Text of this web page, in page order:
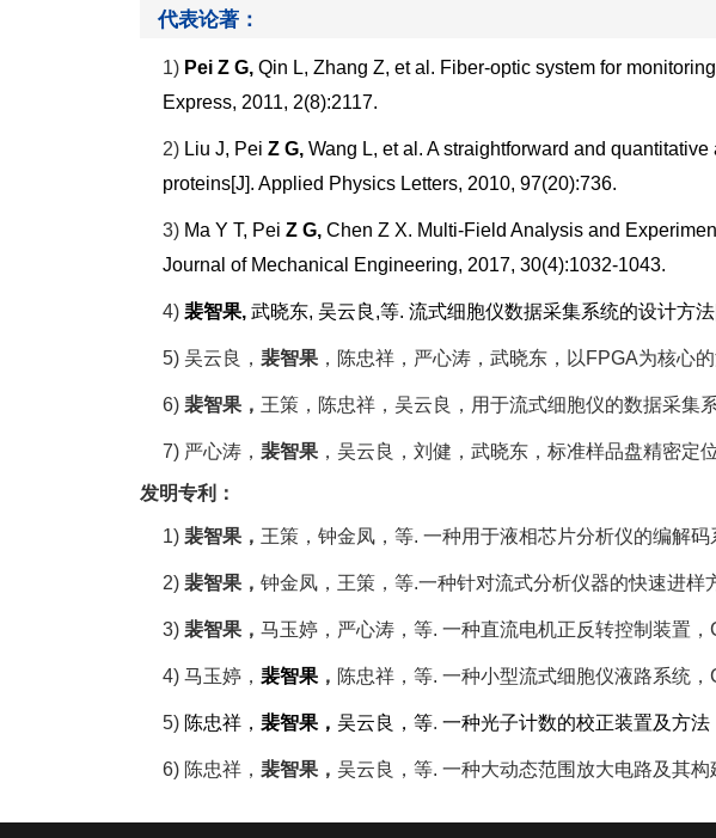
代表论著：
1) Pei Z G,Qin L, Zhang Z, et al. Fiber-optic system for
Express, 2011, 2(8):2117.
2) Liu J, Pei Z G,Wang L, et al. A straightforward and
proteins[J]. Applied Physics Letters, 2010, 97(20):736.
3) Ma Y T, Pei Z G,Chen Z X. Multi-Field Analysis and
Journal of Mechanical Engineering, 2017, 30(4):1032-1043.
4) 裴智果, 武晓东, 吴云良 ,等. 流式细胞仪数据采集系统的设计方法
5) 吴云良， 裴智果，陈忠祥，严心涛，武晓东，以 FPGA为核心
6) 裴智果， 王策，陈忠祥，吴云良，用于流式细胞仪的数据采集
7) 严心涛， 裴智果，吴云良，刘健，武晓东，标准样品盘精密定
发明专利：
1) 裴智果， 王策，钟金凤，等. 一种用于液相芯片分析仪的编解码
2) 裴智果， 钟金凤，王策，等.一种针对流式分析仪器的快速进样
3) 裴智果， 马玉婷，严心涛，等. 一种直流电机正反转控制装置，
4) 马玉婷， 裴智果， 陈忠祥，等. 一种小型流式细胞仪液路系统，
5) 陈忠祥， 裴智果， 吴云良，等. 一种光子计数的校正装置及方法
6) 陈忠祥， 裴智果， 吴云良，等. 一种大动态范围放大电路及其构